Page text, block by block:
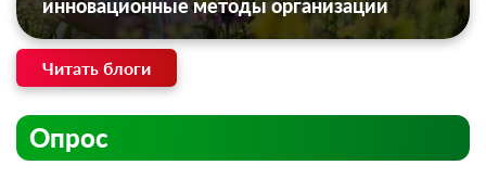
инновационные методы организации
Читать блоги
Опрос